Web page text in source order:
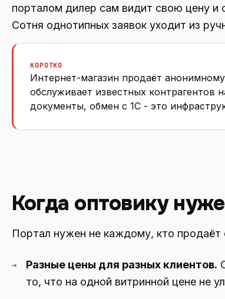
порталом дилер сам видит свою цену и
Сотня однотипных заявок уходит из
КОРОТКО
Интернет-магазин продаёт
обслуживает известных контрагентов
документы, обмен с 1С - это
Когда оптовику
Портал нужен не каждому, кто продаёт
→ Разные цены для разных клиентов.
то, что на одной витринной цене не